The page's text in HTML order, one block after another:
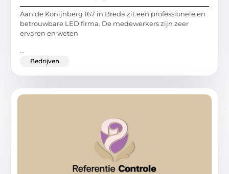
Aan de Konijnberg 167 in Breda zit een professionele en
betrouwbare LED firma. De medewerkers zijn zeer
ervaren en weten
...
Bedrijven